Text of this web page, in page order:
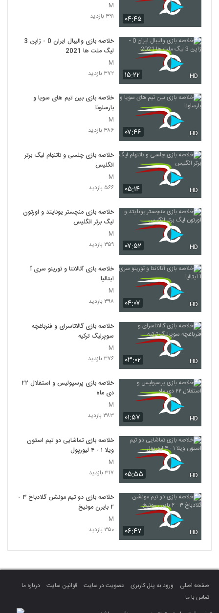
۰۴:۴۵
M
۳۹۱ بازدید
۱۵:۲۲ HD
خلاصه بازی والیبال ایران 0 - ژاپن 3
لیگ ملت ها 2021
M
۳۷۲ بازدید
۰۷:۴۶ HD
خلاصه بازی بین تیم های سویا و
بارسلونا
M
۳۸۶ بازدید
۰۵:۱۴ HD
خلاصه بازی چلسی و تاتنهام لیگ برتر
انگلیس
M
۵۶۶ بازدید
۰۷:۵۲ HD
خلاصه بازی منچستر یونایتد و اورتون
لیگ برتر انگلیس
M
۳۵۹ بازدید
۰۴:۰۷ HD
خلاصه بازی آتالانتا و تورینو سری آ
ایتالیا
M
۳۹۸ بازدید
۰۳:۰۲ HD
خلاصه بازی گالاتاسرای و فنرباغچه
سوپرلیگ ترکیه
M
۳۷۶ بازدید
۰۱:۵۷ HD
خلاصه بازی پرسپولیس و استقلال ۲۲
دی ماه
M
۳۸۳ بازدید
۰۵:۵۵ HD
خلاصه بازی تماشایی دو تیم استون
ویلا ۱ - ۴ لیورپول
M
۳۱۷ بازدید
۰۶:۴۷ HD
خلاصه بازی دو تیم مونشن گلادباخ ۳ -
۲ بایرن مونیخ
M
۳۵۰ بازدید
صفحه اصلی ورود به پنل کاربری عضویت در سایت قوانین سایت
درباره ما
تماس با ما